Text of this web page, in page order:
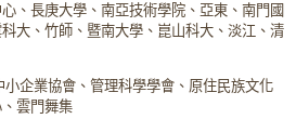
、長庚大學、南亞技術學院、亞東、南門國
大、竹師、暨南大學、崑山科大、淡江、清
企業協會、管理科學學會、原住民族文化
雲門舞集